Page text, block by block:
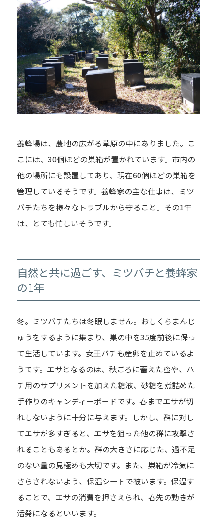
養蜂場は、農地の広がる草原の中にありました。こ
こには、30個ほどの巣箱が置かれています。市内の
他の場所にも設置してあり、現在60個ほどの巣箱を
管理しているそうです。養蜂家の主な仕事は、ミツ
バチたちを様々なトラブルから守ること。その1年
は、とても忙しいそうです。
自然と共に過ごす、ミツバチと養蜂家
の1年
冬。ミツバチたちは冬眠しません。おしくらまんじ
ゅうをするように集まり、巣の中を35度前後に保っ
て生活しています。女王バチも産卵を止めているよ
うです。エサとなるのは、秋ごろに蓄えた蜜や、ハ
チ用のサプリメントを加えた糖液、砂糖を煮詰めた
手作りのキャンディーボードです。春までエサが切
れしないように十分に与えます。しかし、群に対し
てエサが多すぎると、エサを狙った他の群に攻撃さ
れることもあるとか。群の大きさに応じた、過不足
のない量の見極めも大切です。また、巣箱が冷気に
さらされないよう、保温シートで被います。保温す
ることで、エサの消費を押さえられ、春先の動きが
活発になるといいます。